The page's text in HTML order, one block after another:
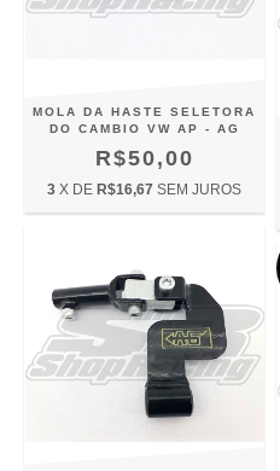
MOLA DA HASTE SELETORA
DO CAMBIO VW AP - AG
R$50,00
3 X DE R$16,67 SEM JUROS